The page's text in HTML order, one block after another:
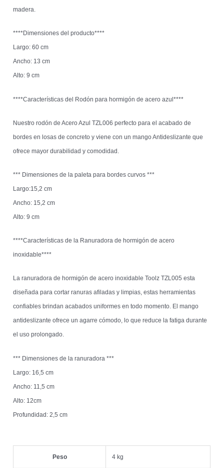
madera.
****Dimensiones del producto****
Largo: 60 cm
Ancho: 13 cm
Alto: 9 cm
****Características del Rodón para hormigón de acero azul****
Nuestro rodón de Acero Azul TZL006 perfecto para el acabado de
bordes en losas de concreto y viene con un mango Antideslizante que
ofrece mayor durabilidad y comodidad.
*** Dimensiones de la paleta para bordes curvos ***
Largo:15,2 cm
Ancho: 15,2 cm
Alto: 9 cm
****Características de la Ranuradora de hormigón de acero
inoxidable****
La ranuradora de hormigón de acero inoxidable Toolz TZL005 esta
diseñada para cortar ranuras afiladas y limpias, estas herramientas
confiables brindan acabados uniformes en todo momento. El mango
antideslizante ofrece un agarre cómodo, lo que reduce la fatiga durante
el uso prolongado.
*** Dimensiones de la ranuradora ***
Largo: 16,5 cm
Ancho: 11,5 cm
Alto: 12cm
Profundidad: 2,5 cm
Peso 4 kg